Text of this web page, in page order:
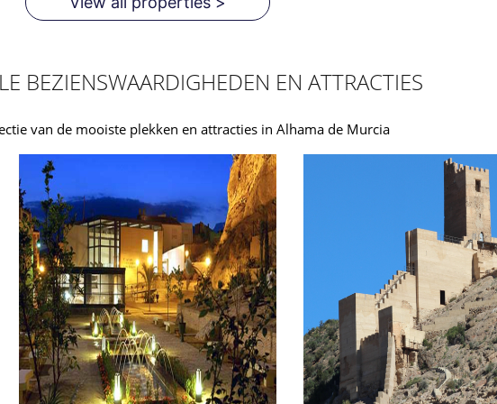
BEZIENSWAARDIGHEDEN EN ATTRACTIES
van de mooiste plekken en attracties in Alhama de Murcia